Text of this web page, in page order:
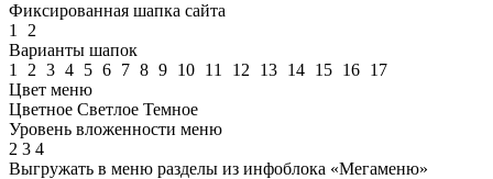
Фиксированная шапка сайта
1
2
Варианты шапок
1
2 3 4 5 6 7 8 9 10 11 12 13 14 15 16 17
Цвет меню
Цветное Светлое Темное
Уровень вложенности меню
2 3 4
Выгружать в меню разделы из инфоблока «Мегаменю»